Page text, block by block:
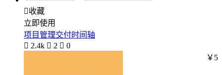
收藏
立即使用
项目管理交付时间轴
 2.4k  2  0
￥5